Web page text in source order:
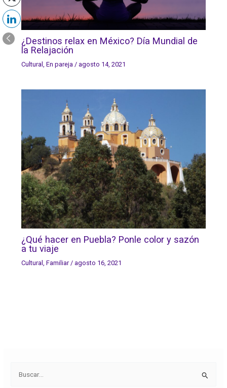
¿Destinos relax en México? Día Mundial de
la Relajación
Cultural , En pareja/ agosto 14, 2021
¿Qué hacer en Puebla? Ponle color y sazón
a tu viaje
Cultural , Familiar/ agosto 16, 2021